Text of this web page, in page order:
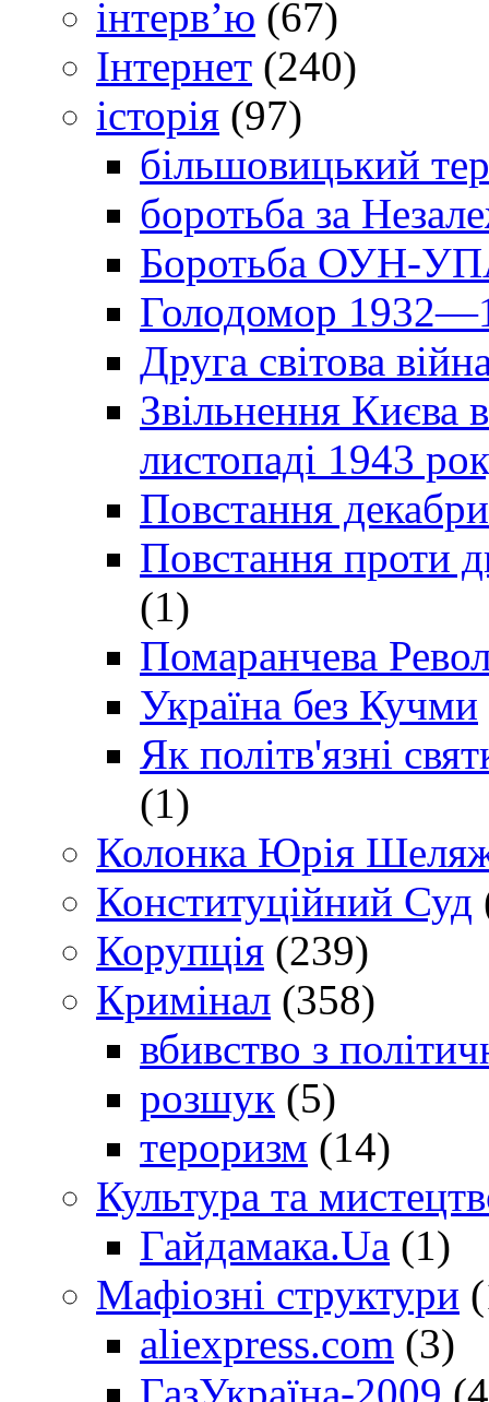
інтерв’ю (67)
Інтернет (240)
історія (97)
більшовицький
боротьба за
Боротьба ОУН-УПА
Голодомор
Друга світова
Звільнення Києва
листопаді 1943
Повстання
Повстання проти
(1)
Помаранчева
Україна без Кучми
Як політв'язні
(1)
Колонка Юрія
Конституційний Суд
Корупція (239)
Кримінал (358)
вбивство з
розшук (5)
тероризм (14)
Культура та
Гайдамака.Ua (1)
Мафіозні структури
aliexpress.com (3)
ГазУкраїна-2009